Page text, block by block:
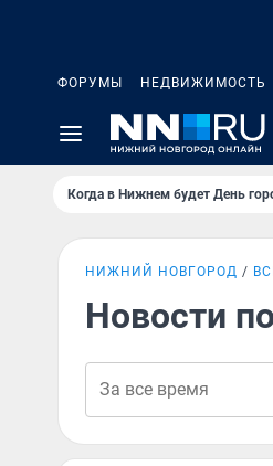
ФОРУМЫ НЕДВИЖИМОСТЬ
Когда в Нижнем будет День
НИЖНИЙ НОВГОРОД
Новости